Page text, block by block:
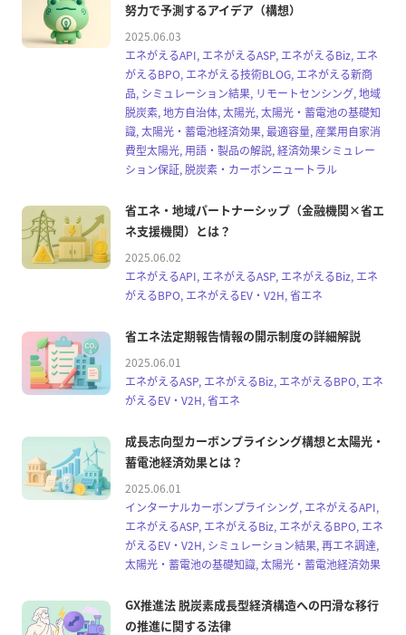
努力で予測するアイデア（構想）
2025.06.03
エネがえるAPI, エネがえるASP, エネがえるBiz, エネ
がえるBPO, エネがえる技術BLOG, エネがえる新商
品, シミュレーション結果, リモートセンシング, 地域
脱炭素, 地方自治体, 太陽光, 太陽光・蓄電池の基礎知
識, 太陽光・蓄電池経済効果, 最適容量, 産業用自家消
費型太陽光, 用語・製品の解説, 経済効果シミュレー
ション保証, 脱炭素・カーボンニュートラル
省エネ・地域パートナーシップ（金融機関×省エ
ネ支援機関）とは？
2025.06.02
エネがえるAPI, エネがえるASP, エネがえるBiz, エネ
がえるBPO, エネがえるEV・V2H, 省エネ
省エネ法定期報告情報の開示制度の詳細解説
2025.06.01
エネがえるASP, エネがえるBiz, エネがえるBPO, エネ
がえるEV・V2H, 省エネ
成長志向型カーボンプライシング構想と太陽光・
蓄電池経済効果とは？
2025.06.01
インターナルカーボンプライシング, エネがえるAPI,
エネがえるASP, エネがえるBiz, エネがえるBPO, エネ
がえるEV・V2H, シミュレーション結果, 再エネ調達,
太陽光・蓄電池の基礎知識, 太陽光・蓄電池経済効果
GX推進法 脱炭素成長型経済構造への円滑な移行
の推進に関する法律